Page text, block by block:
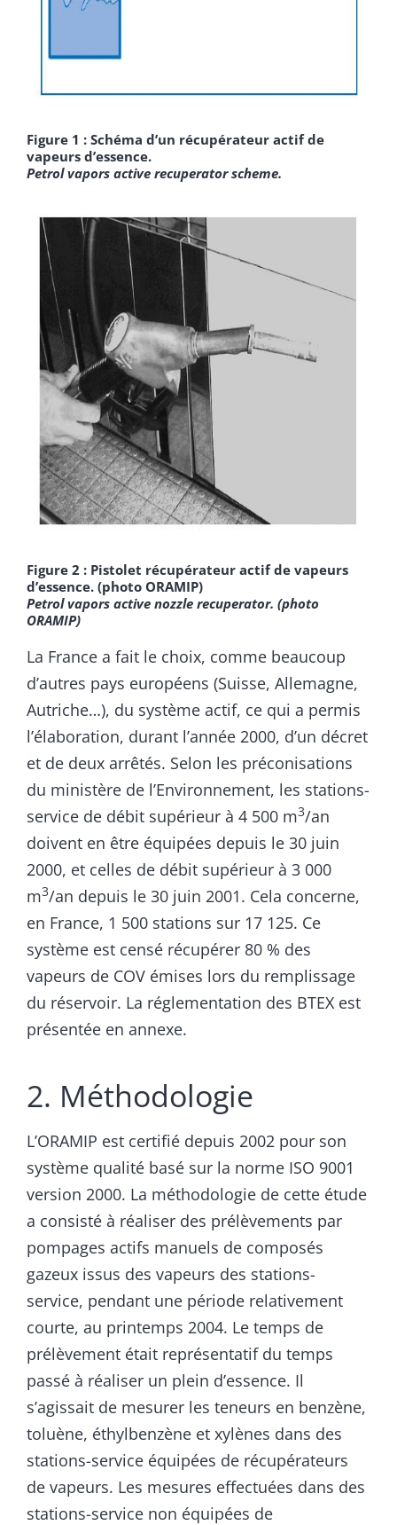
Figure 1 : Schéma d’un récupérateur actif de
vapeurs d’essence.
Petrol vapors active recuperator scheme.
Figure 2 : Pistolet récupérateur actif de vapeurs
d’essence. (photo ORAMIP)
Petrol vapors active nozzle recuperator. (photo
ORAMIP)
La France a fait le choix, comme beaucoup
d’autres pays européens (Suisse, Allemagne,
Autriche…), du système actif, ce qui a permis
l’élaboration, durant l’année 2000, d’un décret
et de deux arrêtés. Selon les préconisations
du ministère de l’Environnement, les stations-
service de débit supérieur à 4 500 m3/an
doivent en être équipées depuis le 30 juin
2000, et celles de débit supérieur à 3 000
m3/an depuis le 30 juin 2001. Cela concerne,
en France, 1 500 stations sur 17 125. Ce
système est censé récupérer 80 % des
vapeurs de COV émises lors du remplissage
du réservoir. La réglementation des BTEX est
présentée en annexe.
2. Méthodologie
L’ORAMIP est certifié depuis 2002 pour son
système qualité basé sur la norme ISO 9001
version 2000. La méthodologie de cette étude
a consisté à réaliser des prélèvements par
pompages actifs manuels de composés
gazeux issus des vapeurs des stations-
service, pendant une période relativement
courte, au printemps 2004. Le temps de
prélèvement était représentatif du temps
passé à réaliser un plein d’essence. Il
s’agissait de mesurer les teneurs en benzène,
toluène, éthylbenzène et xylènes dans des
stations-service équipées de récupérateurs
de vapeurs. Les mesures effectuées dans des
stations-service non équipées de